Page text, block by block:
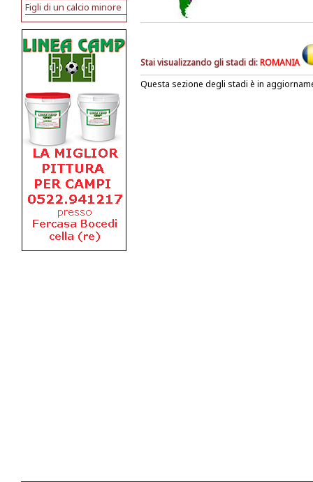
Figli di un calcio minore
Stai visualizzando gli stadi di:ROMANIA
Questa sezione degli stadi è in